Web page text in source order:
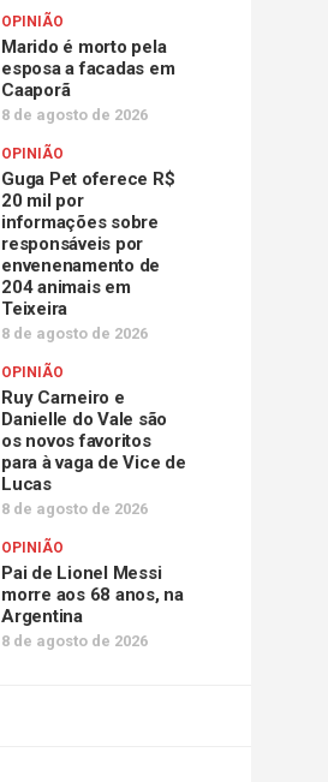
OPINIÃO
Marido é morto pela
esposa a facadas em
Caaporã
8 de agosto de 2026
OPINIÃO
Guga Pet oferece R$
20 mil por
informações sobre
responsáveis por
envenenamento de
204 animais em
Teixeira
8 de agosto de 2026
OPINIÃO
Ruy Carneiro e
Danielle do Vale são
os novos favoritos
para à vaga de Vice de
Lucas
8 de agosto de 2026
OPINIÃO
Pai de Lionel Messi
morre aos 68 anos, na
Argentina
8 de agosto de 2026